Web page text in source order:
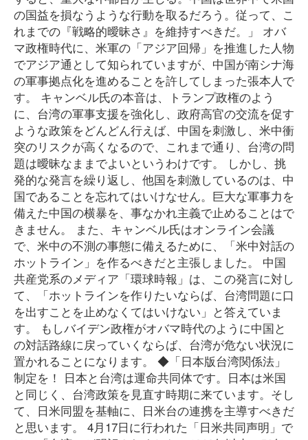
の国益を損なうような行動を取るだろう。従って、こ
れまでの『戦略的曖昧さ』を維持すべきだ。」 オバ
マ政権時代に、米軍の「アジア回帰」を推進した人物
でアジア通として知られていますが、中国が南シナ海
の軍事拠点化を進めることを許してしまった張本人で
す。 キャンベル氏の本音は、トランプ政権のよう
に、台湾の軍事支援を強化し、政府高官の交流を促す
ような政策をどんどん行えば、中国を刺激し、米中衝
突のリスクが高くなるので、これまで通り、台湾の問
題は曖昧なままでよいというわけです。 しかし、挑
発的な発言を繰り返し、他国を刺激しているのは、中
国であることを忘れてはいけなせん。巨大な軍事力を
備えた中国の横暴を、事なかれ主義で止めることはで
きません。 また、キャンベル氏はオンライン会議
で、米中の不測の事態に備えるために、「米中対話の
ホットライン」を作るべきだと主張しました。 中国
共産党系のメディア「環球時報」は、この発言に対し
て、「ホットラインを作りたいならば、台湾問題に口
を出すことを止めなくてはいけない」と答えていま
す。 もしバイデン政権がオバマ時代のように中国と
の対話路線に戻っていくならば、台湾が危ない状況に
置かれることになります。 ◆「日本版台湾関係法」
制定を！ 日本と台湾は運命共同体です。日本は米国
と同じく、台湾政策を見直す時期に来ています。そし
て、日米同盟を基軸に、日米台の連携を主導すべきだ
と思います。 4月17日に行われた「日米共同声明」で